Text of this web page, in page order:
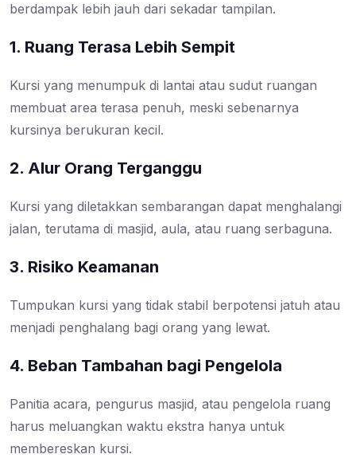
berdampak lebih jauh dari sekadar tampilan.
1. Ruang Terasa Lebih Sempit
Kursi yang menumpuk di lantai atau sudut ruangan
membuat area terasa penuh, meski sebenarnya
kursinya berukuran kecil.
2. Alur Orang Terganggu
Kursi yang diletakkan sembarangan dapat menghalangi
jalan, terutama di masjid, aula, atau ruang serbaguna.
3. Risiko Keamanan
Tumpukan kursi yang tidak stabil berpotensi jatuh atau
menjadi penghalang bagi orang yang lewat.
4. Beban Tambahan bagi Pengelola
Panitia acara, pengurus masjid, atau pengelola ruang
harus meluangkan waktu ekstra hanya untuk
membereskan kursi.